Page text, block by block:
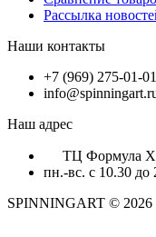
Рассылка
Наши контакты
+7 (969) 275-01-01
Наш адрес
ТЦ Формула
пн.-вс. с 10.30 до
SPINNINGART © 2026